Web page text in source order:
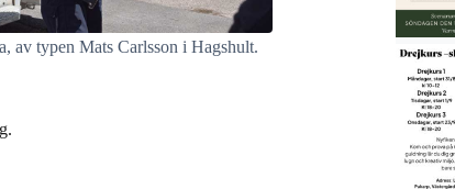
av typen Mats Carlsson i Hagshult.